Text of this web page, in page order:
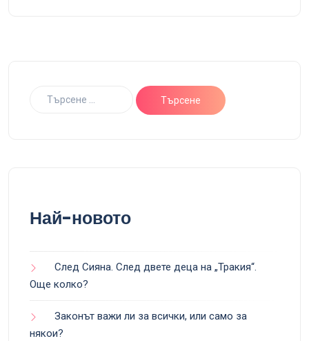
Най-новото
След Сияна. След двете деца на „Тракия“.
Още колко?
Законът важи ли за всички, или само за
някои?